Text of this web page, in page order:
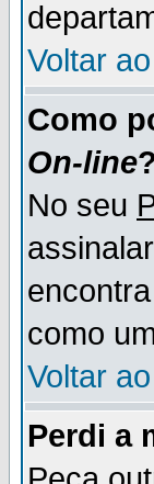
Voltar
Como
On-line?
No seu
assinalar
como
Voltar
Perdi a